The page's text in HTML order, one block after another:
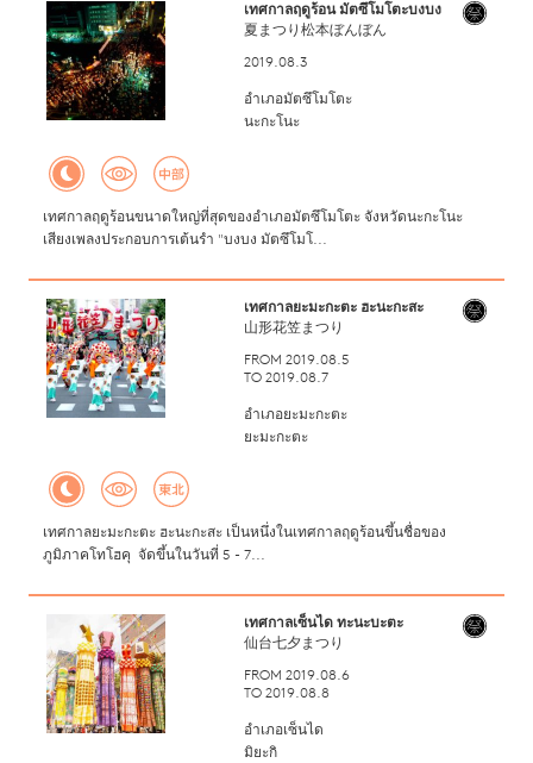
เทศกาลฤดูร้อน มัตซึโมโตะบงบง
夏まつり松本ぼんぼん
2019.08.3
อำเภอมัตซึโมโตะ
นะกะโนะ
เทศกาลฤดูร้อนขนาดใหญ่ที่สุดของอำเภอมัตซึโมโตะ จังหวัดนะกะโนะ
เสียงเพลงประกอบการเต้นรำ "บงบง มัตซึโมโ...
เทศกาลยะมะกะตะ ฮะนะกะสะ
山形花笠まつり
FROM 2019.08.5
TO 2019.08.7
อำเภอยะมะกะตะ
ยะมะกะตะ
เทศกาลยะมะกะตะ ฮะนะกะสะ เป็นหนึ่งในเทศกาลฤดูร้อนขึ้นชื่อของ
ภูมิภาคโทโฮคุ จัดขึ้นในวันที่ 5 - 7...
เทศกาลเซ็นได ทะนะบะตะ
仙台七夕まつり
FROM 2019.08.6
TO 2019.08.8
อำเภอเซ็นได
มิยะกิ